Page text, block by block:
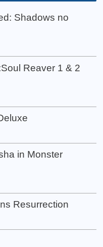
Shadows no
Reaver 1 & 2
in Monster
Resurrection